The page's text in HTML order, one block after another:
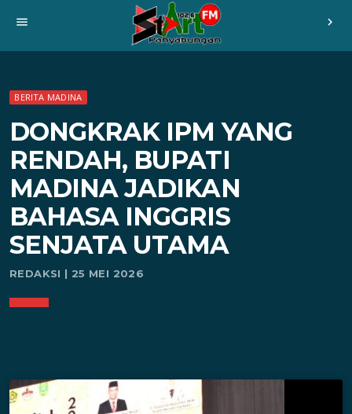
menu chevron_right
BERITA MADINA
DONGKRAK IPM YANG
RENDAH, BUPATI
MADINA JADIKAN
BAHASA INGGRIS
SENJATA UTAMA
REDAKSI | 25 MEI 2026